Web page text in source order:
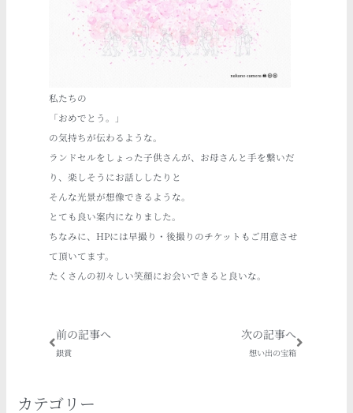
私たちの
「おめでとう。」
の気持ちが伝わるような。
ランドセルをしょった子供さんが、お母さんと手を繋いだ
り、楽しそうにお話ししたりと
そんな光景が想像できるような。
とても良い案内になりました。
ちなみに、HPには早撮り・後撮りのチケットもご用意させ
て頂いてます。
たくさんの初々しい笑顔にお会いできると良いな。
Prev
前の記事へ
銀賞
次の記事へ
想い出の宝箱
Next
カテゴリー